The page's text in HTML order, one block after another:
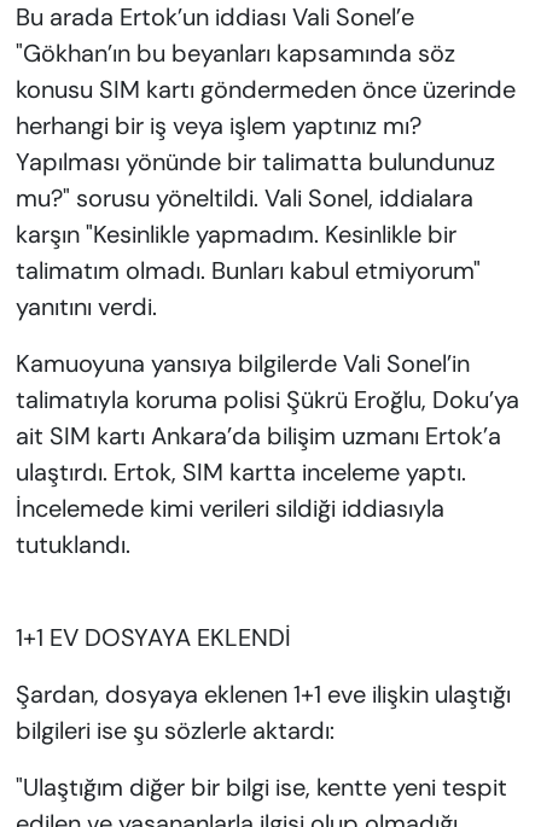
Bu arada Ertok’un iddiası Vali Sonel’e
"Gökhan’ın bu beyanları kapsamında söz
konusu SIM kartı göndermeden önce üzerinde
herhangi bir iş veya işlem yaptınız mı?
Yapılması yönünde bir talimatta bulundunuz
mu?" sorusu yöneltildi. Vali Sonel, iddialara
karşın "Kesinlikle yapmadım. Kesinlikle bir
talimatım olmadı. Bunları kabul etmiyorum"
yanıtını verdi.
Kamuoyuna yansıya bilgilerde Vali Sonel’in
talimatıyla koruma polisi Şükrü Eroğlu, Doku’ya
ait SIM kartı Ankara’da bilişim uzmanı Ertok’a
ulaştırdı. Ertok, SIM kartta inceleme yaptı.
İncelemede kimi verileri sildiği iddiasıyla
tutuklandı.
1+1 EV DOSYAYA EKLENDİ
Şardan, dosyaya eklenen 1+1 eve ilişkin ulaştığı
bilgileri ise şu sözlerle aktardı:
"Ulaştığım diğer bir bilgi ise, kentte yeni tespit